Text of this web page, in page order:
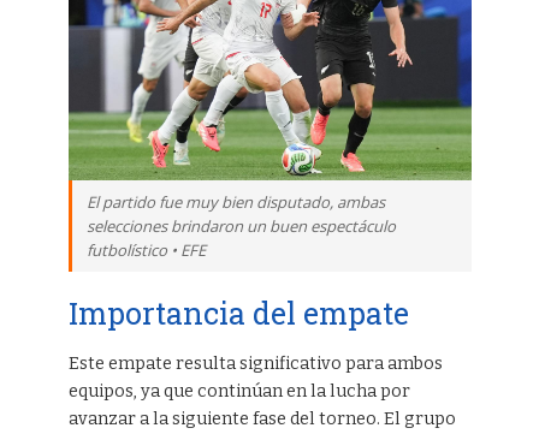
El partido fue muy bien disputado, ambas
selecciones brindaron un buen espectáculo
futbolístico • EFE
Importancia del empate
Este empate resulta significativo para ambos
equipos, ya que continúan en la lucha por
avanzar a la siguiente fase del torneo. El grupo